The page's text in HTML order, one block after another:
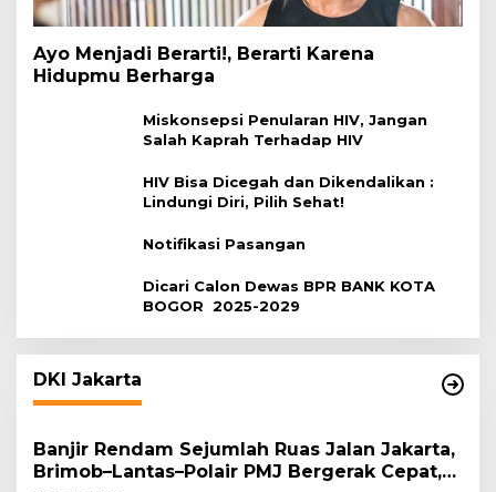
Ayo Menjadi Berarti!, Berarti Karena
Hidupmu Berharga
Miskonsepsi Penularan HIV, Jangan
Salah Kaprah Terhadap HIV
HIV Bisa Dicegah dan Dikendalikan :
Lindungi Diri, Pilih Sehat!
Notifikasi Pasangan
Dicari Calon Dewas BPR BANK KOTA
BOGOR 2025-2029
DKI Jakarta
Banjir Rendam Sejumlah Ruas Jalan Jakarta,
Brimob–Lantas–Polair PMJ Bergerak Cepat,